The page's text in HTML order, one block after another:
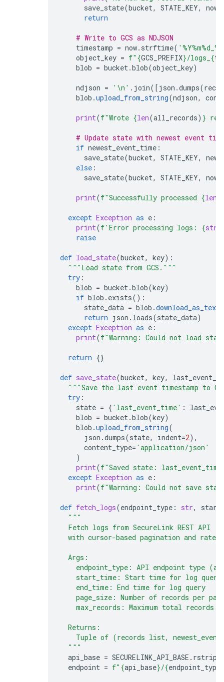
save_state(bucket, STATE_KEY, now
return
# Write to GCS as NDJSON
timestamp = now. strftime( '%Y%m%d
object_key = f" {GCS_PREFIX}/logs_ {
blob = bucket.blob(object_key)
ndjson = ' \n ' . join([ json .dumps(
blob .upload_from_string(ndjson,
print(f"Wrote {len(all_records) }
# Update state with newest event
if newest_event_time :
save_state(bucket, STATE_KEY,
else :
save_state(bucket, STATE_KEY, now
print(f"Successfully processed {len
except Exception as e :
print(f'Error processing logs: {str
raise
def load_state(bucket, key):
"""Load state from GCS."""
try :
blob = bucket.blob(key)
if blob . exists():
state_data = blob .download_as_text
return json . loads(state_data)
except Exception as e :
print(f"Warning: Could not load
return {}
def save_state(bucket, key,
"""Save the last event timestamp to
try :
state = { 'last_event_time' :
blob = bucket.blob(key)
blob .upload_from_string(
json .dumps(state, indent=2),
content_type= 'application/json'
)
print(f"Saved state:
except Exception as e :
print(f"Warning: Could not save
def fetch_logs(endpoint_type : str,
"""
  Fetch logs from SecureLink REST API
with cursor-based pagination and rate
  Args:
endpoint_type: API endpoint type
    start_time: Start time for log query
    end_time: End time for log query
page_size: Number of records per
max_records: Maximum total records
  Returns:
Tuple of (records list,
  """
api_base = SECURELINK_API_BASE . rstrip
endpoint = f" {api_base}/{endpoint_type